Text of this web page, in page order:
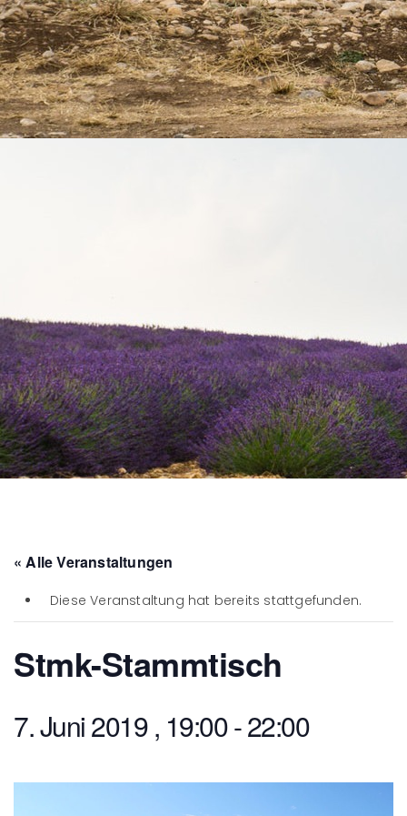
« Alle Veranstaltungen
Diese Veranstaltung hat bereits stattgefunden.
Stmk-Stammtisch
7. Juni 2019 , 19:00-22:00